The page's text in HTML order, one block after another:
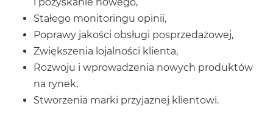
Stałego monitoringu opinii,
Poprawy jakości obsługi posprzedażowej,
Zwiększenia lojalności klienta,
Rozwoju i wprowadzenia nowych produktów
na rynek,
Stworzenia marki przyjaznej klientowi.